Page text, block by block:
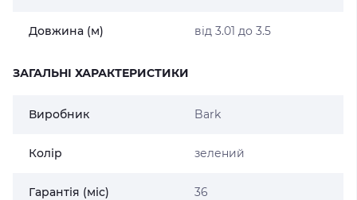
Довжина (м) від 3.01 до 3.5
ЗАГАЛЬНІ ХАРАКТЕРИСТИКИ
Виробник Bark
Колір зелений
Гарантія (міс) 36